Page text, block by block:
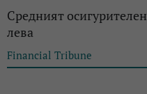
Средният
лева
Financial Tribune